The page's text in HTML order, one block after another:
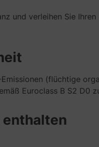
und verleihen Sie
(flüchtige
Euroclass B S2 D0